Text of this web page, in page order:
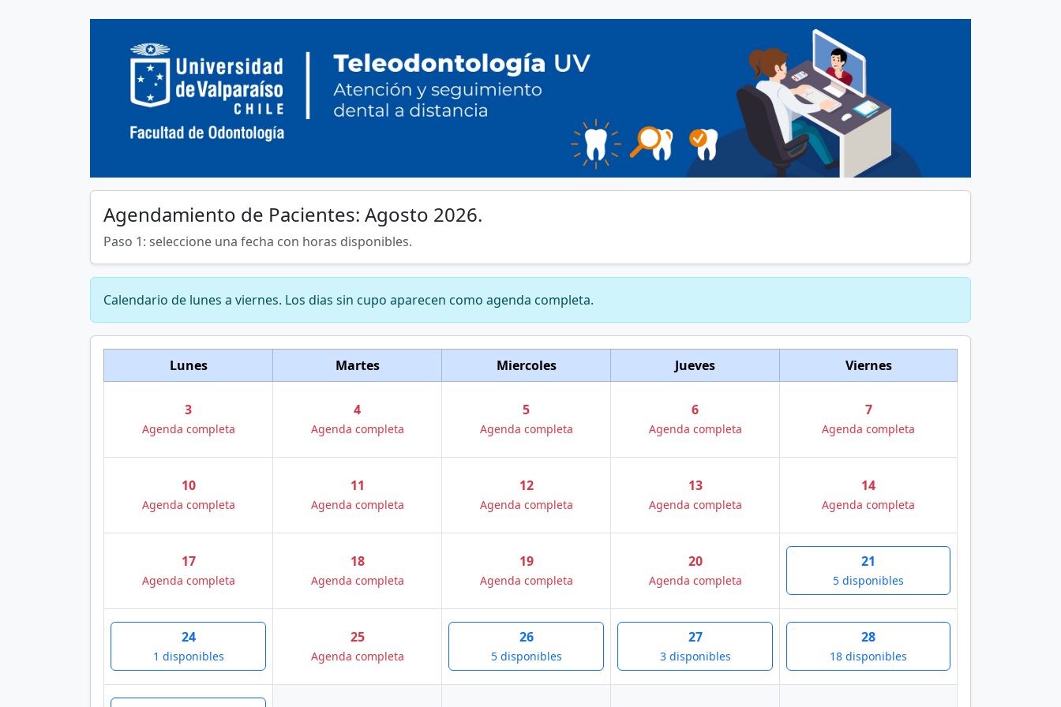
Agendamiento de Pacientes: Agosto 2026.
Paso 1: seleccione una fecha con horas disponibles.
Calendario de lunes a viernes. Los dias sin cupo aparecen como agenda completa.
Lunes Martes Miercoles Jueves Viernes
3
Agenda completa
4
Agenda completa
5
Agenda completa
6
Agenda completa
7
Agenda completa
10
Agenda completa
11
Agenda completa
12
Agenda completa
13
Agenda completa
14
Agenda completa
17
Agenda completa
18
Agenda completa
19
Agenda completa
20
Agenda completa
21
5 disponibles
24
1 disponibles
25
Agenda completa
26
5 disponibles
27
3 disponibles
28
18 disponibles